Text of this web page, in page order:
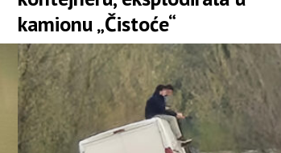
kamionu „Čistoće“